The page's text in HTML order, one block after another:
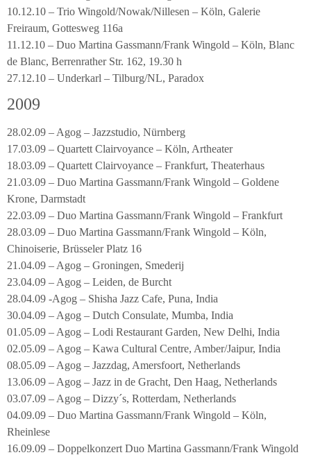
10.12.10 – Trio Wingold/Nowak/Nillesen – Köln, Galerie
Freiraum, Gottesweg 116a
11.12.10 – Duo Martina Gassmann/Frank Wingold – Köln, Blanc
de Blanc, Berrenrather Str. 162, 19.30 h
27.12.10 – Underkarl – Tilburg/NL, Paradox
2009
28.02.09 – Agog – Jazzstudio, Nürnberg
17.03.09 – Quartett Clairvoyance – Köln, Artheater
18.03.09 – Quartett Clairvoyance – Frankfurt, Theaterhaus
21.03.09 – Duo Martina Gassmann/Frank Wingold – Goldene
Krone, Darmstadt
22.03.09 – Duo Martina Gassmann/Frank Wingold – Frankfurt
28.03.09 – Duo Martina Gassmann/Frank Wingold – Köln,
Chinoiserie, Brüsseler Platz 16
21.04.09 – Agog – Groningen, Smederij
23.04.09 – Agog – Leiden, de Burcht
28.04.09 -Agog – Shisha Jazz Cafe, Puna, India
30.04.09 – Agog – Dutch Consulate, Mumba, India
01.05.09 – Agog – Lodi Restaurant Garden, New Delhi, India
02.05.09 – Agog – Kawa Cultural Centre, Amber/Jaipur, India
08.05.09 – Agog – Jazzdag, Amersfoort, Netherlands
13.06.09 – Agog – Jazz in de Gracht, Den Haag, Netherlands
03.07.09 – Agog – Dizzy´s, Rotterdam, Netherlands
04.09.09 – Duo Martina Gassmann/Frank Wingold – Köln,
Rheinlese
16.09.09 – Doppelkonzert Duo Martina Gassmann/Frank Wingold